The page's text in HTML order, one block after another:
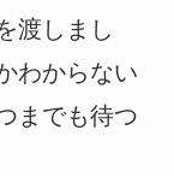
渡しまし
わからない
までも待つ